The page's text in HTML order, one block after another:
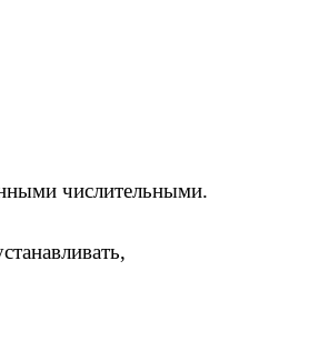
числительными.